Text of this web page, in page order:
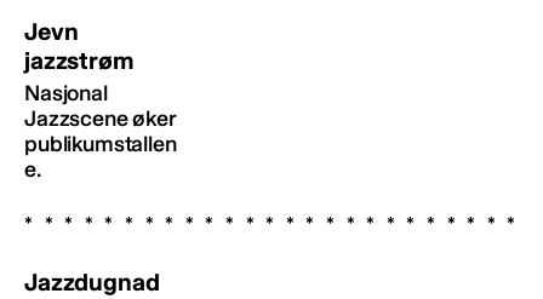
Jevn
jazzstrøm
Nasjonal
Jazzscene øker
publikumstallen
e.
Jazzdugnad